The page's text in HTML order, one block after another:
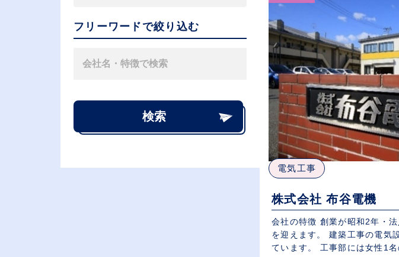
フリーワードで絞り込む
検索
電気工事
株式会社 布谷電機
会社の特徴 創業が昭和2年・法人組織にして50年目
を迎えます。 建築工事の電気
ています。 工事部には女性1名